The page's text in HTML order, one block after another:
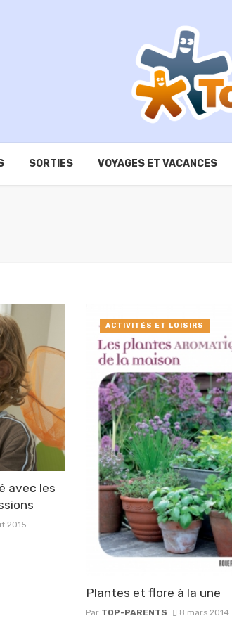
SORTIES VOYAGES ET VACANCES
avec les
2015
Plantes et flore à la une
Par TOP-PARENTS 8 mars 2014
ACTIVITÉS ET LOISIRS